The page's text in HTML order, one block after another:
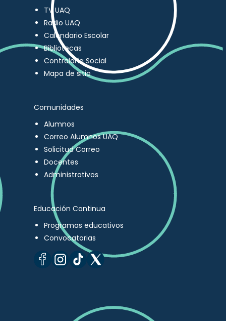
TV UAQ
Radio UAQ
Calendario Escolar
Bibliotecas
Contraloría Social
Mapa de sitio
Comunidades
Alumnos
Correo Alumnos UAQ
Solicitud Correo
Docentes
Administrativos
Educación Continua
Programas educativos
Convocatorias